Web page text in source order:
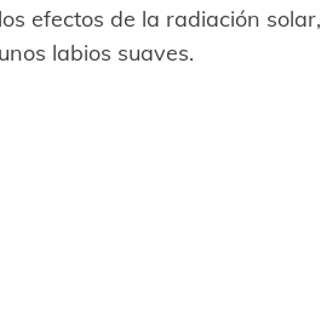
efectos de la radiación solar,
labios suaves.